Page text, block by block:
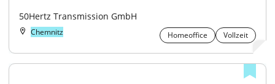
50Hertz Transmission GmbH
Chemnitz Homeoffice Vollzeit